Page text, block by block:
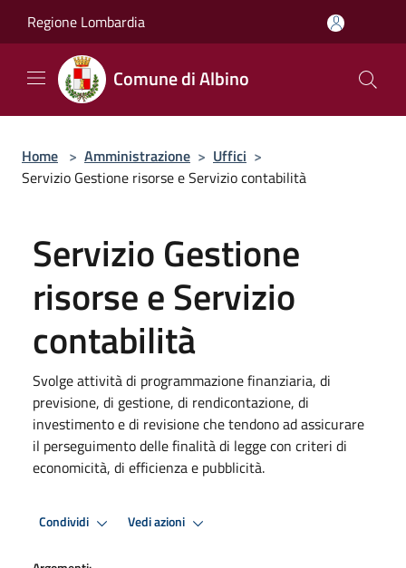
Regione Lombardia
Comune di Albino
Home > Amministrazione > Uffici >
Servizio Gestione risorse e Servizio contabilità
Servizio Gestione
risorse e Servizio
contabilità
Svolge attività di programmazione finanziaria, di
previsione, di gestione, di rendicontazione, di
investimento e di revisione che tendono ad assicurare
il perseguimento delle finalità di legge con criteri di
economicità, di efficienza e pubblicità.
Condividi Vedi azioni